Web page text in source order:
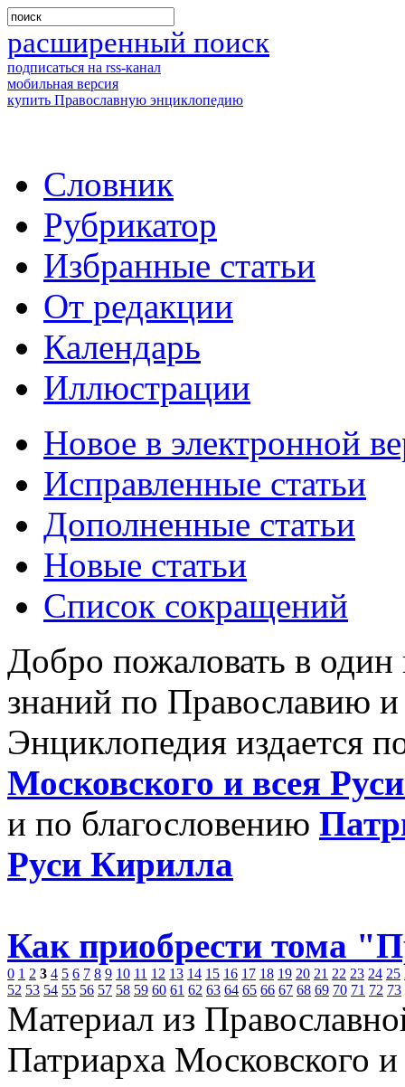
расширенный поиск
подписаться на rss-канал
мобильная версия
купить Православную энциклопедию
Словник
Рубрикатор
Избранные статьи
От редакции
Календарь
Иллюстрации
Новое в электронной
Исправленные статьи
Дополненные статьи
Новые статьи
Список сокращений
Добро пожаловать в
знаний по Православию
Энциклопедия издается
Московского и всея
и по благословению
Руси Кирилла
Как приобрести тома
0 1 2 3 4 5 6 7 8 9 10 11 12 13 14 15 16 17 18 19 20 21 22 23 24 25
52 53 54 55 56 57 58 59 60 61 62 63 64 65 66 67 68 69 70 71 72 73
Материал из
Патриарха Московского